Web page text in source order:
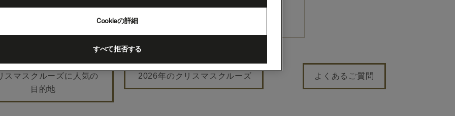
スマスクルーズに人気の
目的地
2026年のクリスマスクルーズ よくあるご質問
Cookieの詳細
すべて拒否する